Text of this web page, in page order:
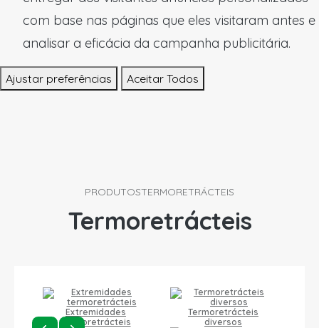
com base nas páginas que eles visitaram antes e
analisar a eficácia da campanha publicitária.
Ajustar preferências Aceitar Todos
PRODUTOSTERMORETRÁCTEIS
Termoretrácteis
Extremidades
termoretrácteis
Termoretrácteis
diversos